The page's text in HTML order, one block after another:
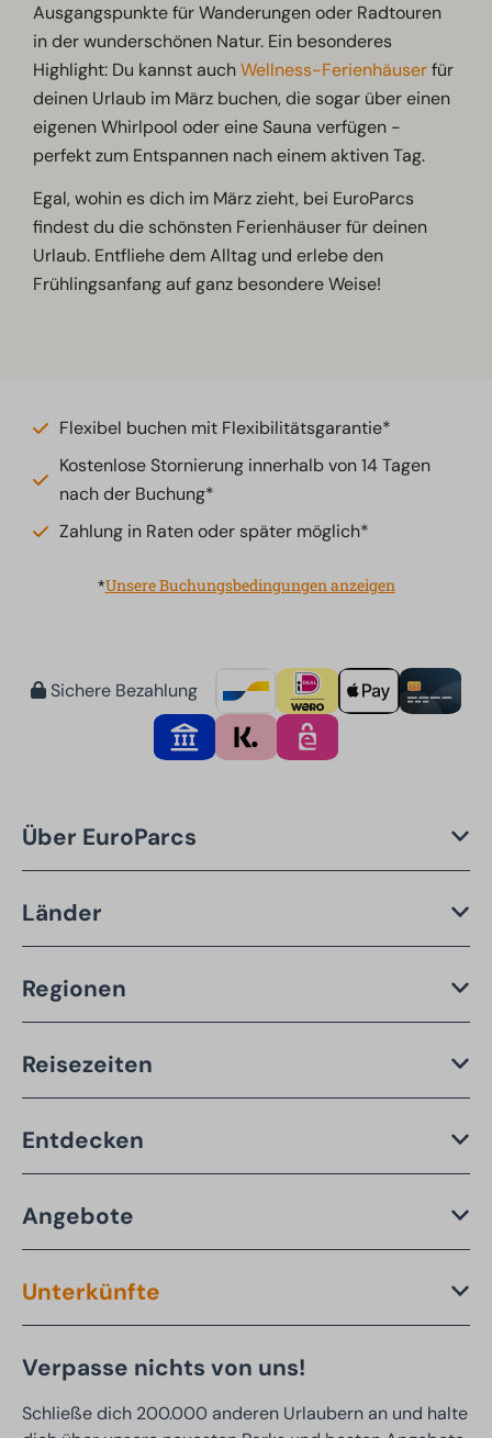
Ausgangspunkte für Wanderungen oder Radtouren
in der wunderschönen Natur. Ein besonderes
Highlight: Du kannst auchWellness-Ferienhäuserfür
deinen Urlaub im März buchen, die sogar über einen
eigenen Whirlpool oder eine Sauna verfügen -
perfekt zum Entspannen nach einem aktiven Tag.
Egal, wohin es dich im März zieht, bei EuroParcs
findest du die schönsten Ferienhäuser für deinen
Urlaub. Entfliehe dem Alltag und erlebe den
Frühlingsanfang auf ganz besondere Weise!
Flexibel buchen mit Flexibilitätsgarantie*
Kostenlose Stornierung innerhalb von 14 Tagen
nach der Buchung*
Zahlung in Raten oder später möglich*
*Unsere Buchungsbedingungen anzeigen
Sichere Bezahlung
Über EuroParcs
Länder
Regionen
Reisezeiten
Entdecken
Angebote
Unterkünfte
Verpasse nichts von uns!
Schließe dich 200.000 anderen Urlaubern an und halte